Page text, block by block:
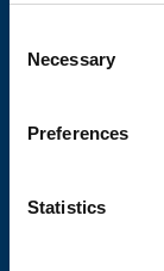
Selection
Necessary
Preferences
Statistics